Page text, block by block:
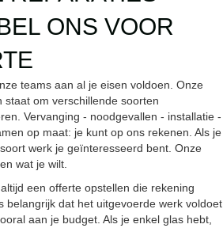
ONS VOOR
teams aan al je eisen voldoen. Onze
staat om verschillende soorten
Vervanging - noodgevallen - installatie -
op maat: je kunt op ons rekenen. Als je
werk je geïnteresseerd bent. Onze
wat je wilt.
een offerte opstellen die rekening
belangrijk dat het uitgevoerde werk voldoet
aan je budget. Als je enkel glas hebt,